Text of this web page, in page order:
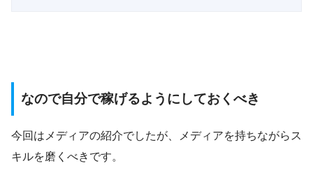
なので自分で稼げるようにしておくべき
今回はメディアの紹介でしたが、メディアを持ちながらス
キルを磨くべきです。